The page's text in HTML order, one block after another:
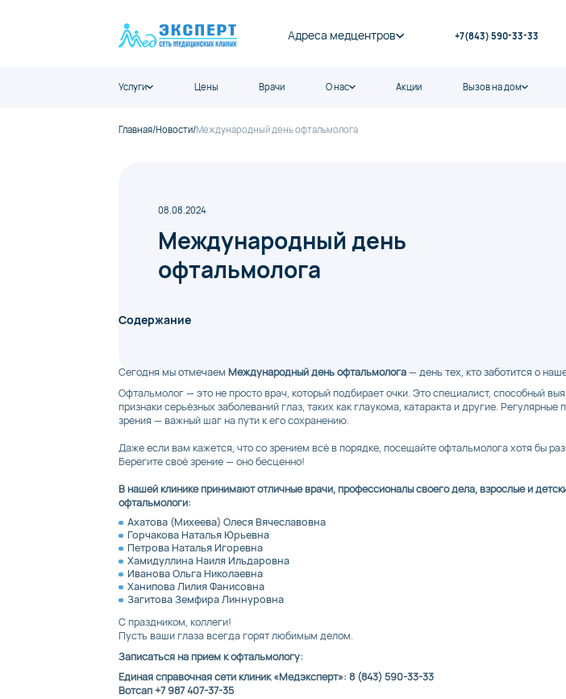
Адреса медцентров +7(843) 590-33-33
Услуги Цены Врачи О нас Акции Вызов на дом
Главная/Новости/Международный день офтальмолога
08.08.2024
Международный день
офтальмолога
Содержание
Сегодня мы отмечаем Международный день офтальмолога— день тех, кто заботится о
Офтальмолог — это не просто врач, который подбирает очки. Это специалист, способный
признаки серьёзных заболеваний глаз, таких как глаукома, катаракта и другие. Регулярные
зрения — важный шаг на пути к его сохранению.
Даже если вам кажется, что со зрением всё в порядке, посещайте офтальмолога хотя бы раз
Берегите своё зрение — оно бесценно!
В нашей клинике принимают отличные врачи, профессионалы своего дела, взрослые и
офтальмологи:
Ахатова (Михеева) Олеся Вячеславовна
Горчакова Наталья Юрьевна
Петрова Наталья Игоревна
Хамидуллина Наиля Ильдаровна
Иванова Ольга Николаевна
Ханипова Лилия Фанисовна
Загитова Земфира Линнуровна
С праздником, коллеги!
Пусть ваши глаза всегда горят любимым делом‍.
Записаться на прием к офтальмологу:
Единая справочная сети клиник «Медэксперт»: 8 (843) 590-33-33
Вотсап +7 987 407-37-35